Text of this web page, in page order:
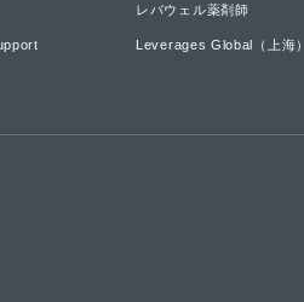
レバウェル薬剤師
Leverages Global（上海）